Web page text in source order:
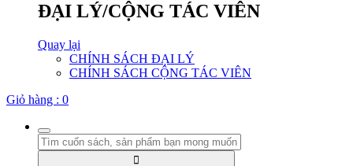
ĐẠI LÝ/CỘNG TÁC VIÊN
Quay lại
CHÍNH SÁCH ĐẠI LÝ
CHÍNH SÁCH CỘNG TÁC VIÊN
Giỏ hàng : 0